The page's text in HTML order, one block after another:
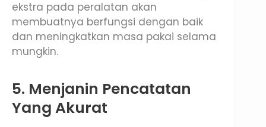
ekstra pada peralatan akan
membuatnya berfungsi dengan baik
dan meningkatkan masa pakai selama
mungkin.
5. Menjanin Pencatatan
Yang Akurat